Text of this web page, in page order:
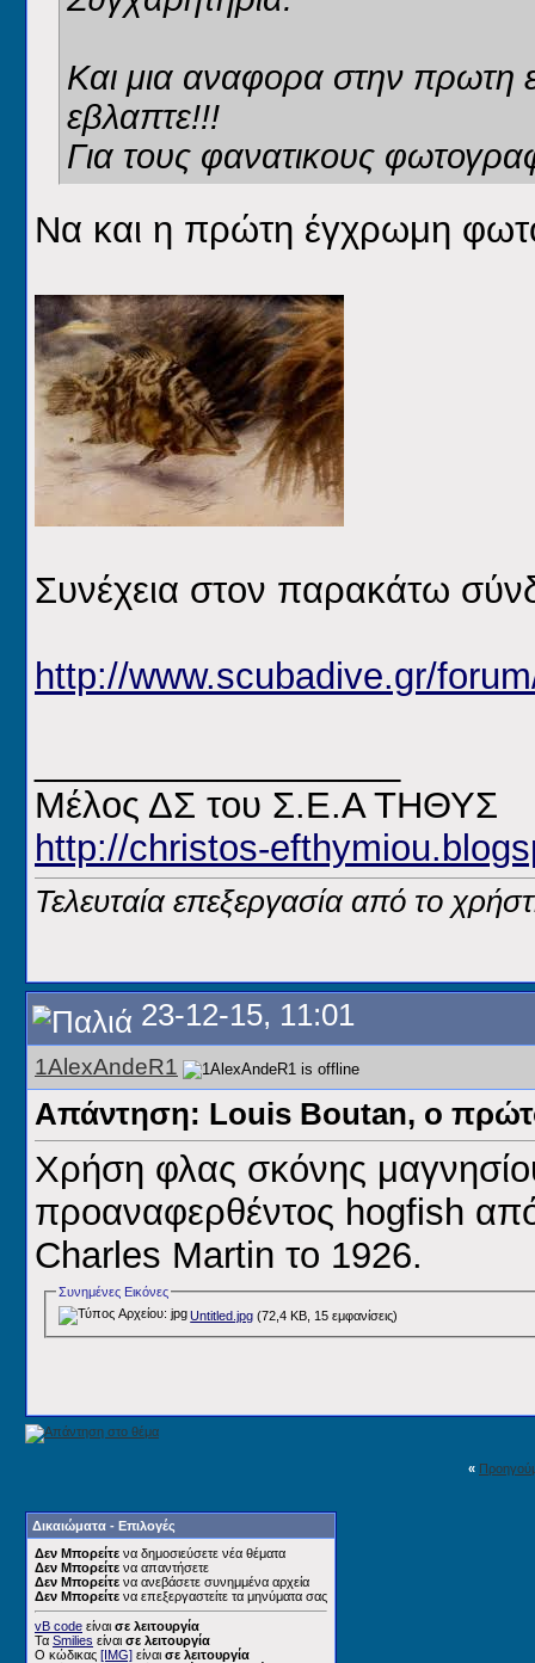
Και μια αναφορα στην
εβλαπτε!!!
Για τους φανατικους
Να και η πρώτη έγχρωμη
Συνέχεια στον παρακάτω
http://www.scubadive.gr/
Μέλος ΔΣ του Σ.Ε.Α ΤΗΘΥΣ
http://christos-
Τελευταία επεξεργασία από το
23-12-15, 11:01
1AlexAndeR1
Απάντηση: Louis Boutan, ο
Χρήση φλας σκόνης
προαναφερθέντος hogfish
Charles Martin το 1926.
Συνημένες Εικόνες
Untitled.jpg (72,4 KB, 15 εμφανίσεις)
«
Δικαιώματα - Επιλογές
Δεν Μπορείτε να δημοσιεύσετε νέα θέματα
Δεν Μπορείτε να απαντήσετε
Δεν Μπορείτε να ανεβάσετε συνημμένα αρχεία
Δεν Μπορείτε να επεξεργαστείτε τα μηνύματα σας
vB code είναι σε λειτουργία
Τα Smilies είναι σε λειτουργία
Ο κώδικας [IMG] είναι σε λειτουργία